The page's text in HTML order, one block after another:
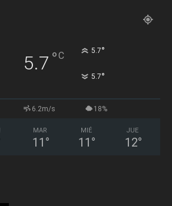
5.7 °C 5.7°
5.7°
6.2m/s 18%
MAR
11 °
MIÉ
11 °
JUE
12°